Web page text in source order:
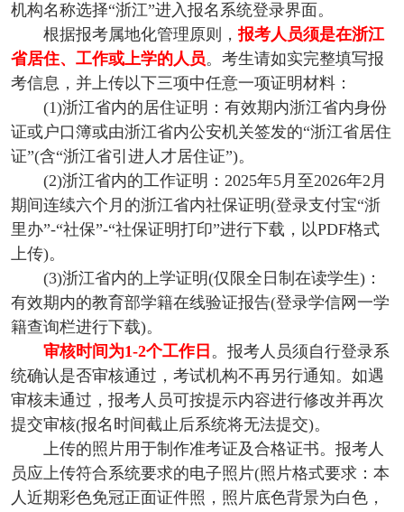
机构名称选择“浙江”进入报名系统登录界面。
根据报考属地化管理原则，报考人员须是在浙江
省居住、工作或上学的人员。考生请如实完整填写报
考信息，并上传以下三项中任意一项证明材料：
(1)浙江省内的居住证明：有效期内浙江省内身份
证或户口簿或由浙江省内公安机关签发的“浙江省居住
证”(含“浙江省引进人才居住证”)。
(2)浙江省内的工作证明：2025年5月至2026年2月
期间连续六个月的浙江省内社保证明(登录支付宝“浙
里办”-“社保”-“社保证明打印”进行下载，以PDF格式
上传)。
(3)浙江省内的上学证明(仅限全日制在读学生)：
有效期内的教育部学籍在线验证报告(登录学信网一学
籍查询栏进行下载)。
审核时间为1-2个工作日 。报考人员须自行登录系
统确认是否审核通过，考试机构不再另行通知。如遇
审核未通过，报考人员可按提示内容进行修改并再次
提交审核(报名时间截止后系统将无法提交)。
上传的照片用于制作准考证及合格证书。报考人
员应上传符合系统要求的电子照片(照片格式要求：本
人近期彩色免冠正面证件照，照片底色背景为白色，